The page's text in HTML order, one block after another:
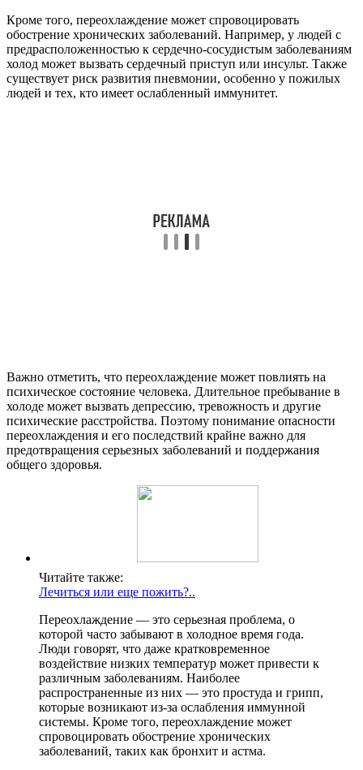
Кроме того, переохлаждение может спровоцировать
обострение хронических заболеваний. Например, у людей с
предрасположенностью к сердечно-сосудистым заболеваниям
холод может вызвать сердечный приступ или инсульт. Также
существует риск развития пневмонии, особенно у пожилых
людей и тех, кто имеет ослабленный иммунитет.
Важно отметить, что переохлаждение может повлиять на
психическое состояние человека. Длительное пребывание в
холоде может вызвать депрессию, тревожность и другие
психические расстройства. Поэтому понимание опасности
переохлаждения и его последствий крайне важно для
предотвращения серьезных заболеваний и поддержания
общего здоровья.
Читайте также:
Лечиться или еще пожить?..
Переохлаждение — это серьезная проблема, о
которой часто забывают в холодное время года.
Люди говорят, что даже кратковременное
воздействие низких температур может привести к
различным заболеваниям. Наиболее
распространенные из них — это простуда и грипп,
которые возникают из-за ослабления иммунной
системы. Кроме того, переохлаждение может
спровоцировать обострение хронических
заболеваний, таких как бронхит и астма.